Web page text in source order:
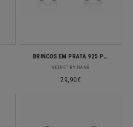
BRINCOS EM PRATA 925 PRATEADOS BORBOLETA COM ZIRCONIAS
Fornecedor:
VELVET BY NANÁ
Preço
29,90€